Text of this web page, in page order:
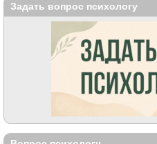
Задать вопрос психологу